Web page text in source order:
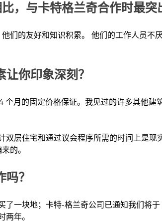
，与卡特格兰奇合作时最突
们的友好和知识积累。 他们的工作人员不
你印象深刻？
月的固定价格保证。我见过的许多其他建
层住宅和通过议会程序所需的时间上是现
的。
？
了一块地；卡特-格兰奇公司已通知我们将
两年。